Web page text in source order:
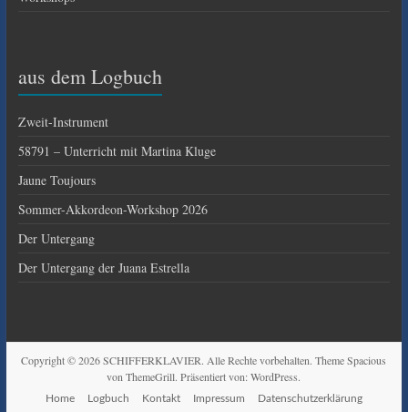
aus dem Logbuch
Zweit-Instrument
58791 – Unterricht mit Martina Kluge
Jaune Toujours
Sommer-Akkordeon-Workshop 2026
Der Untergang
Der Untergang der Juana Estrella
Copyright © 2026SCHIFFERKLAVIER. Alle Rechte vorbehalten. ThemeSpacious
von ThemeGrill. Präsentiert von:WordPress.
Home Logbuch Kontakt Impressum Datenschutzerklärung